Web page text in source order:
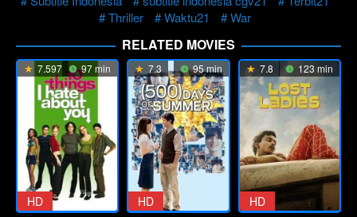
Thriller
Waktu21 War
RELATED MOVIES
7.597 97 min
HD
7.3 95 min
HD
7.8 123 min
HD